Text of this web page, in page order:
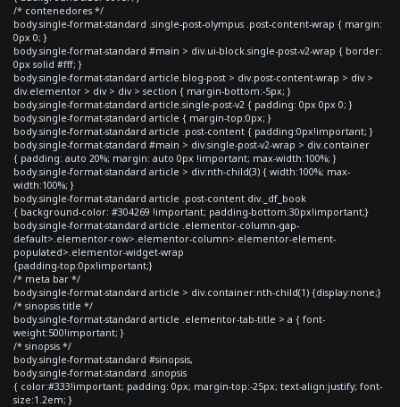
/* contenedores */
body.single-format-standard .single-post-olympus .post-content-wrap { margin:
0px 0; }
body.single-format-standard #main > div.ui-block.single-post-v2-wrap { border:
0px solid #fff; }
body.single-format-standard article.blog-post > div.post-content-wrap > div >
div.elementor > div > div > section { margin-bottom:-5px; }
body.single-format-standard article.single-post-v2 { padding: 0px 0px 0; }
body.single-format-standard article { margin-top:0px; }
body.single-format-standard article .post-content { padding:0px!important; }
body.single-format-standard #main > div.single-post-v2-wrap > div.container
{ padding: auto 20%; margin: auto 0px !important; max-width:100%; }
body.single-format-standard article > div:nth-child(3) { width:100%; max-
width:100%; }
body.single-format-standard article .post-content div._df_book
{ background-color: #304269 !important; padding-bottom:30px!important;}
body.single-format-standard article .elementor-column-gap-
default>.elementor-row>.elementor-column>.elementor-element-
populated>.elementor-widget-wrap
{padding-top:0px!important;}
/* meta bar */
body.single-format-standard article > div.container:nth-child(1) {display:none;}
/* sinopsis title */
body.single-format-standard article .elementor-tab-title > a { font-
weight:500!important; }
/* sinopsis */
body.single-format-standard #sinopsis,
body.single-format-standard .sinopsis
{ color:#333!important; padding: 0px; margin-top:-25px; text-align:justify; font-
size:1.2em; }